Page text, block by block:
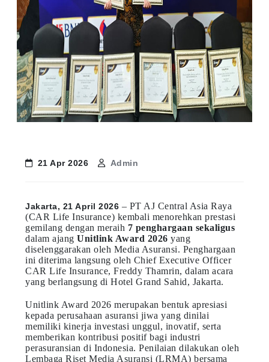
21 Apr 2026 Admin
Jakarta, 21 April 2026 – PT AJ Central Asia Raya
(CAR Life Insurance) kembali menorehkan prestasi
gemilang dengan meraih 7 penghargaan sekaligus
dalam ajangUnitlink Award 2026 yang
diselenggarakan oleh Media Asuransi. Penghargaan
ini diterima langsung oleh Chief Executive Officer
CAR Life Insurance, Freddy Thamrin, dalam acara
yang berlangsung di Hotel Grand Sahid, Jakarta.
Unitlink Award 2026 merupakan bentuk apresiasi
kepada perusahaan asuransi jiwa yang dinilai
memiliki kinerja investasi unggul, inovatif, serta
memberikan kontribusi positif bagi industri
perasuransian di Indonesia. Penilaian dilakukan oleh
Lembaga Riset Media Asuransi (LRMA) bersama